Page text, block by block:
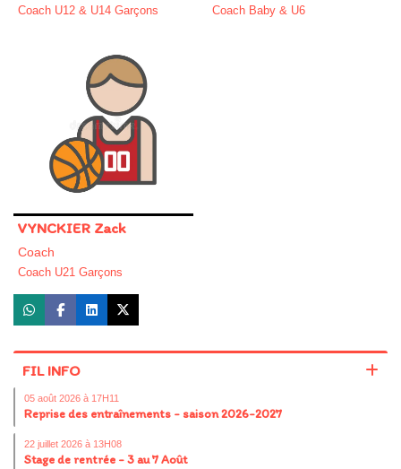
Coach U12 & U14 Garçons Coach Baby & U6
VYNCKIER Zack
Coach
Coach U21 Garçons
FIL INFO
05 août 2026 à 17H11
Reprise des entraînements - saison 2026-2027
22 juillet 2026 à 13H08
Stage de rentrée - 3 au 7 Août